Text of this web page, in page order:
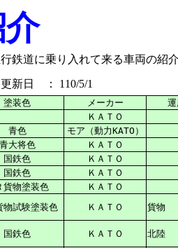
鉄道に乗り入れて来る車両の紹
更新日 ： 110/5/1
塗装色 メーカー 運
ＫＡＴＯ
青色
モア（動力KATO）
青大将色
ＫＡＴＯ
国鉄色
ＫＡＴＯ
国鉄色
ＫＡＴＯ
貨物塗装色 ＫＡＴＯ
物試験塗装色 ＫＡＴＯ
貨物
国鉄色 ＫＡＴＯ
北陸